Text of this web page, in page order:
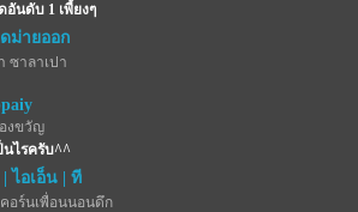
อันดับ 1 เพี้ยงๆ
ม่ายออก
ซาลาเปา
งขวัญ
นไรครับ^^
| ไอเอ็น | ที
อร์นเพื่อนนอนดึก